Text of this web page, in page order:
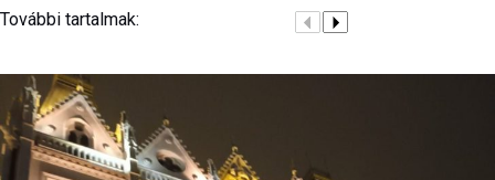
További tartalmak: